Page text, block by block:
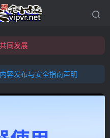
购买前咨询客服，大家注意辨别盗版以免购买到（盗版）非本站购买的软件,本站概不负责!
容发布与安全指南声明
容发布与安全指南声明